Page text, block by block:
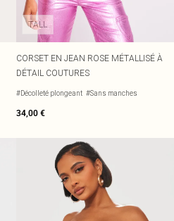
TALL
CORSET EN JEAN ROSE MÉTALLISÉ À
DÉTAIL COUTURES
#Décolleté plongeant #Sans manches
34,00 €